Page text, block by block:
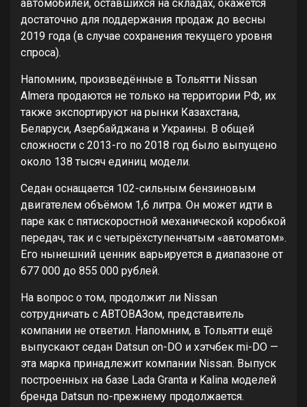
автомобилей, оставшихся на складах, окажется
достаточно для поддержания продаж до весны
2019 года (в случае сохранения текущего уровня
спроса).
Напомним, произведённые в Тольятти Nissan
Almera продаются не только на территории РФ, их
также экспортируют на рынки Казахстана,
Беларуси, Азербайджана и Украины. В общей
сложности с 2013-го по 2018 год было выпущено
около 138 тысяч единиц модели.
Седан оснащается 102-сильным бензиновым
двигателем объёмом 1,6 литра. Он может идти в
паре как с пятискоростной механической коробкой
передач, так и с четырёхступенчатым «автоматом».
Его нынешний ценник варьируется в диапазоне от
677 000 до 855 000 рублей.
На вопрос о том, продолжит ли Nissan
сотрудничать с АВТОВАЗом, представитель
компании не ответил. Напомним, в Тольятти ещё
выпускают седан Datsun on-DO и хэтчбек mi-DO —
эта марка принадлежит компании Nissan. Выпуск
построенных на базе Lada Granta и Kalina моделей
бренда Datsun по-прежнему продолжается.